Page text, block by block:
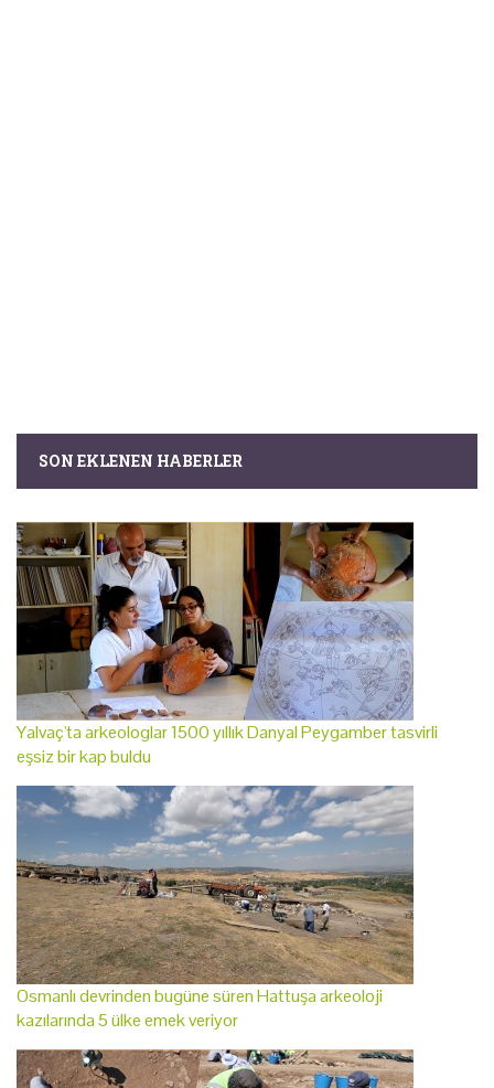
SON EKLENEN HABERLER
Yalvaç'ta arkeologlar 1500 yıllık Danyal Peygamber tasvirli
eşsiz bir kap buldu
Osmanlı devrinden bugüne süren Hattuşa arkeoloji
kazılarında 5 ülke emek veriyor